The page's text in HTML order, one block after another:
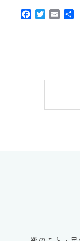
Facebook
Twitter
Email共